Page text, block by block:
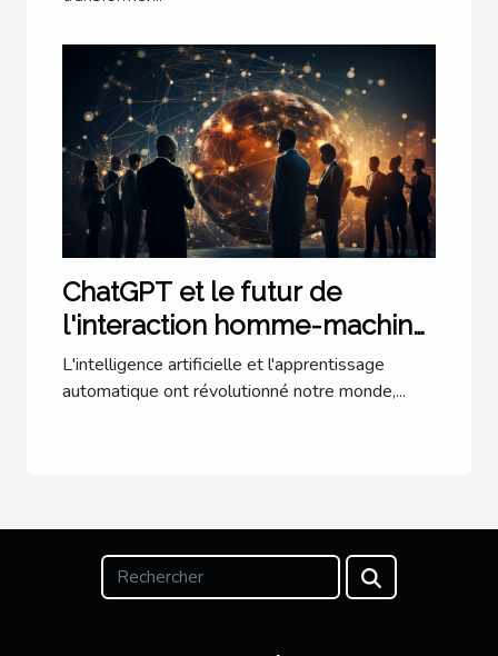
ChatGPT et le futur de
l'interaction homme-machine
: une perspective
internationale
L'intelligence artificielle et l'apprentissage
automatique ont révolutionné notre monde,...